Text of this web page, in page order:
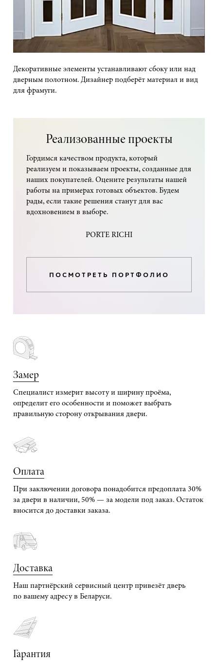
Декоративные элементы устанавливают сбоку или над
дверным полотном. Дизайнер подберёт материал и вид
для фрамуги.
Реализованные проекты
Гордимся качеством продукта, который
реализуем и показываем проекты, созданные для
наших покупателей. Оцените результаты нашей
работы на примерах готовых объектов. Будем
рады, если такие решения станут для вас
вдохновением в выборе.
PORTE RICHI
ПОСМОТРЕТЬ ПОРТФОЛИО
Замер
Специалист измерит высоту и ширину проёма,
определит его особенности и поможет выбрать
правильную сторону открывания двери.
Оплата
При заключении договора понадобится предоплата 30%
за двери в наличии, 50% — за модели под заказ. Остаток
вносится до доставки заказа.
Доставка
Наш партнёрский сервисный центр привезёт дверь
по вашему адресу в Беларуси.
Гарантия